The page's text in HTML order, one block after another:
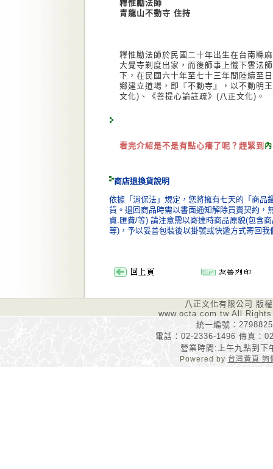
釋惟勵法師
青龍山不動寺 住持
釋惟勵法師於民國二十年出生在台南縣
大覺寺剃度出家，而後師事上懺下雲法
下，在民國六十年至七十三年間陸續至
鄉建立道場，即『不動寺』，以不動明
文化)、《菩提心論註疏》(八正文化)。
看完介紹是不是有點心癢了呢？趕緊到
商店退換貨說明
依據「消保法」規定，您將擁有七天的「商品
貨。退回商品時需以書面通知解除買賣契約，
資.匯費/等) 請注意需以寄達時商品原貌(包含
等)，予以妥善包裝後以掛號或快遞方式寄回
八正文化有限公司 版
www.octa.com.tw All
統一編號：
電話：02-2336-1496 傳真：
營業時間:上午九點到下
Powered by 台灣黃頁 詢